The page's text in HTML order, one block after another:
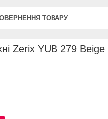
ТОВАРУ
Zerix YUB 279